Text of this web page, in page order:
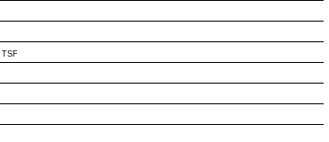
TSF